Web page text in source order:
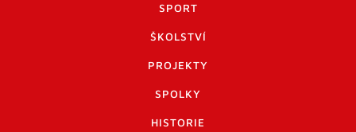
SPORT
ŠKOLSTVÍ
PROJEKTY
SPOLKY
HISTORIE